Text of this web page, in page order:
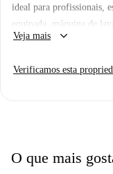
ideal para profissionais,
equipada, máquina de
água, aquecimento e
Veja mais keyboard_arrow_down
Verificamos esta
O que mais